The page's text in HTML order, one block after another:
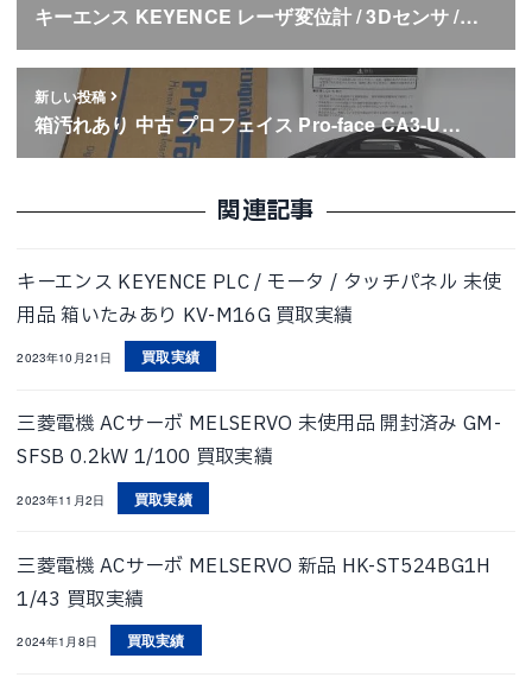
キーエンス KEYENCE レーザ変位計 / 3Dセンサ /…
新しい投稿
箱汚れあり 中古 プロフェイス Pro-face CA3-U…
関連記事
キーエンス KEYENCE PLC / モータ / タッチパネル 未使
用品 箱いたみあり KV-M16G 買取実績
2023年10月21日 買取実績
三菱電機 ACサーボ MELSERVO 未使用品 開封済み GM-
SFSB 0.2kW 1/100 買取実績
2023年11月2日 買取実績
三菱電機 ACサーボ MELSERVO 新品 HK-ST524BG1H
1/43 買取実績
2024年1月8日 買取実績